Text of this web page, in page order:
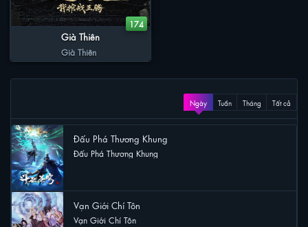
174
Già Thiên
Già Thiên
Ngày Tuần Tháng Tất cả
Đấu Phá Thương Khung
Đấu Phá Thương Khung
Vạn Giới Chí Tôn
Vạn Giới Chí Tôn